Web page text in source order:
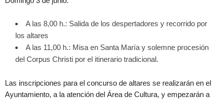
A las 8,00 h.: Salida de los despertadores y recorrido por
los altares
A las 11,00 h.: Misa en Santa María y solemne procesión
del Corpus Christi por el itinerario tradicional.
Las inscripciones para el concurso de altares se realizarán en el
Ayuntamiento, a la atención del Área de Cultura, y empezarán a